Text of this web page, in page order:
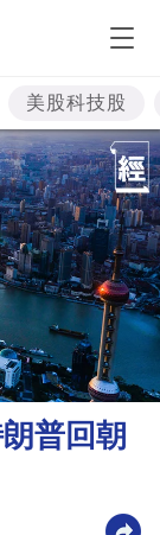
美股科技股
普回朝